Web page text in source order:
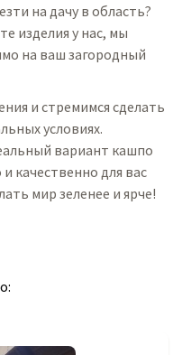
на дачу в область?
изделия у нас, мы
на ваш загородный
и стремимся сделать
условиях.
вариант кашпо
качественно для вас
мир зеленее и ярче!